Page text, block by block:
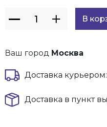
Ваш город Москва
Доставка
Доставка в пункт